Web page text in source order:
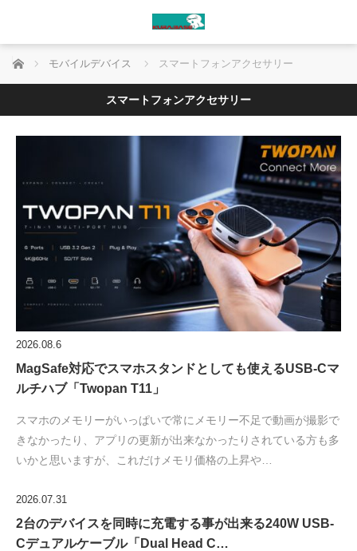
ホーム モバイルデバイス スマートフォンアクセサリー
スマートフォンアクセサリー
2026.08.6
MagSafe対応でスマホスタンドとしても使えるUSB-Cマ
ルチハブ「Twopan T11」
スマホのメモリーがいっぱいで常にメモリー不足で動画が撮影で
きなかったり、アプリの更新が出来なかったりされている方も多
いかと思いますが、これだけメモリ価格の上昇や…
2026.07.31
2台のデバイスを同時に充電する事が出来る240W USB-
Cデュアルケーブル「Dual Head C…